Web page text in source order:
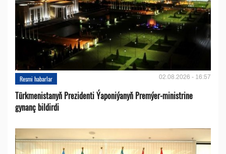
Resmi habarlar 02.08.2026 - 16:57
Türkmenistanyň Prezidenti Ýaponiýanyň Premýer-ministrine
gynanç bildirdi